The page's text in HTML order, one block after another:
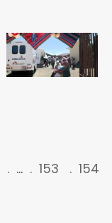
… 153 154